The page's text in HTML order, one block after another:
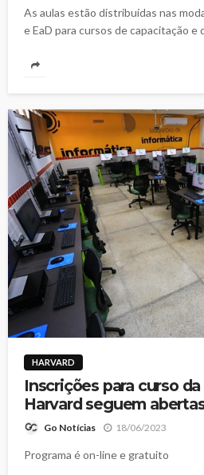
As aulas estão distribuídas nas
e EaD para cursos de capacitação e
HARVARD
Inscrições para curso
Harvard seguem
Go Notícias 18/06/2023
Programa é on-line e gratuito